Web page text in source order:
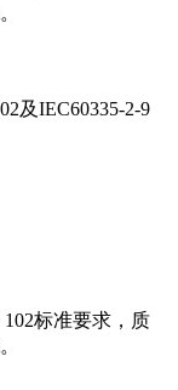
及IEC60335-2-9
102标准要求，质